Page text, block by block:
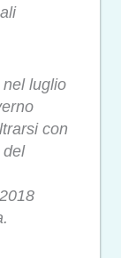
luglio
con
del